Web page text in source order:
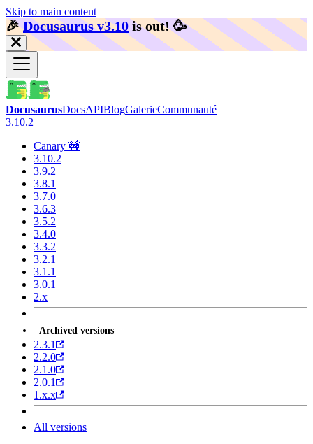
Skip to main content
🎉️Docusaurus v3.10 is out! 🥳️
DocusaurusDocsAPIBlogGalerieCommunauté
3.10.2
Canary 🚧
3.10.2
3.9.2
3.8.1
3.7.0
3.6.3
3.5.2
3.4.0
3.3.2
3.2.1
3.1.1
3.0.1
2.x
Archived versions
2.3.1
2.2.0
2.1.0
2.0.1
1.x.x
All versions